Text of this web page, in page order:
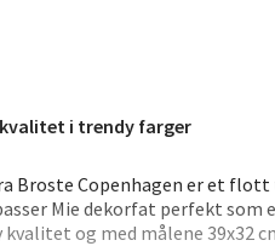
i trendy farger
Broste Copenhagen er et
Mie dekorfat perfekt
og med målene 39x32